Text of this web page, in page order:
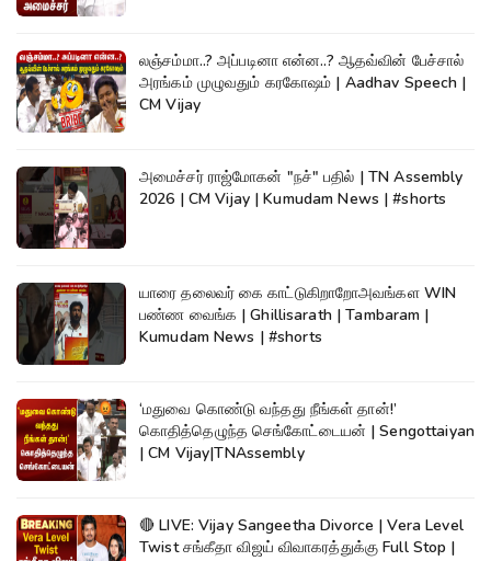
லஞ்சம்மா..? அப்படினா என்ன..? ஆதவ்வின் பேச்சால்
அரங்கம் முழுவதும் கரகோஷம் | Aadhav Speech |
CM Vijay
அமைச்சர் ராஜ்மோகன் "நச்" பதில் | TN Assembly
2026 | CM Vijay | Kumudam News | #shorts
யாரை தலைவர் கை காட்டுகிறாறோஅவங்கள WIN
பண்ண வைங்க | Ghillisarath | Tambaram |
Kumudam News | #shorts
‘மதுவை கொண்டு வந்தது நீங்கள் தான்!’
கொதித்தெழுந்த செங்கோட்டையன் | Sengottaiyan
| CM Vijay|TNAssembly
🔴 LIVE: Vijay Sangeetha Divorce | Vera Level
Twist சங்கீதா விஜய் விவாகரத்துக்கு Full Stop |